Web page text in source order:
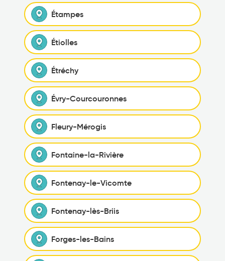
Étampes
Étiolles
Étréchy
Évry-Courcouronnes
Fleury-Mérogis
Fontaine-la-Rivière
Fontenay-le-Vicomte
Fontenay-lès-Briis
Forges-les-Bains